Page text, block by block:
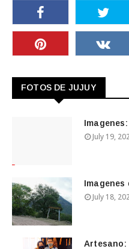
FOTOS DE JUJUY
July 19,
Imagenes
July 18,
Artesano: